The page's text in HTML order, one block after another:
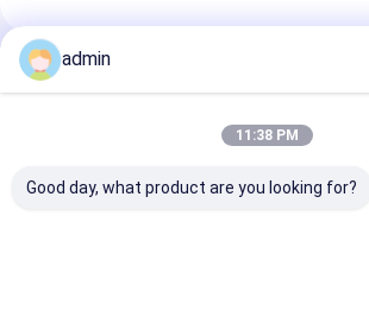
Empfohlene Produkte
admin
11:38 PM
Good day, what product are you looking for?